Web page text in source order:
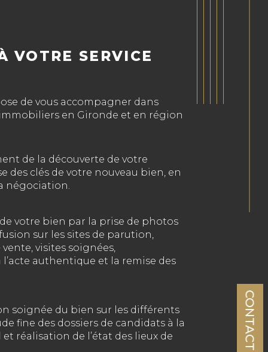
CONTACT
VOTRE SERVICE
de vous accompagner dans
immobiliers en Gironde et en région
de la découverte de votre
des clés de votre nouveau bien, en
négociation.
votre bien par la prise de photos
sur les sites de parution,
visites soignées,
authentique et la remise des
soignée du bien sur les différents
fine des dossiers de candidats à la
réalisation de l’état des lieux de